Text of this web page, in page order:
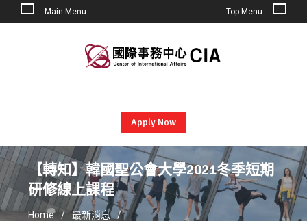
Main Menu Top Menu
Apply Now
【轉知】韓國聖公會大學2021冬季短期
研修線上課程
Home
最新消息